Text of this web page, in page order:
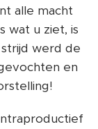
alle macht
wat u ziet, is
werd de
en